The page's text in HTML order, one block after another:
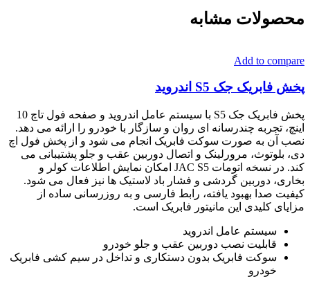
محصولات مشابه
Add to compare
پخش فابریک جک S5 اندروید
پخش فابریک جک S5 با سیستم عامل اندروید و صفحه فول تاچ 10
اینچ، تجربه چندرسانه ای روان و سازگار با خودرو را ارائه می دهد.
نصب آن به صورت سوکت فابریک انجام می شود و از پخش فول اچ
دی، بلوتوث، مرورلینک و اتصال دوربین عقب و جلو پشتیبانی می
کند. در نسخه اتومات JAC S5 امکان نمایش اطلاعات کولر و
بخاری، دوربین گردشی و فشار باد لاستیک ها نیز فعال می شود.
کیفیت صدا بهبود یافته، رابط فارسی و به روزرسانی ساده از
مزایای کلیدی این مانیتور فابریک است.
سیستم عامل اندروید
قابلیت نصب دوربین عقب و جلو خودرو
سوکت فابریک بدون دستکاری و تداخل در سیم کشی فابریک
خودرو